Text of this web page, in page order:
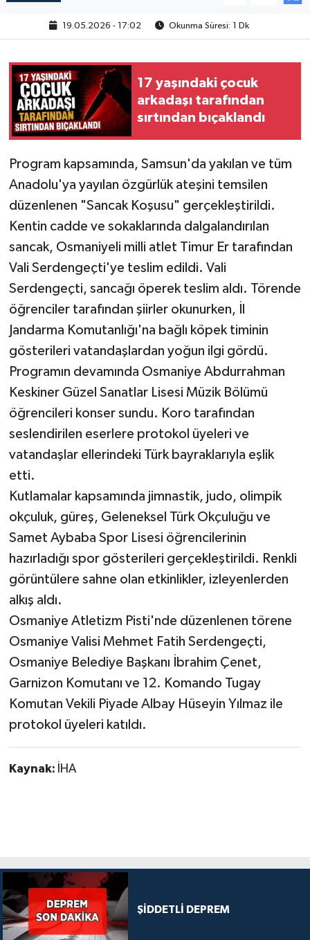
19.05.2026 - 17:02 Okunma Süresi: 1 Dk
17 yaşındaki çocuk
arkadaşı tarafından
sırtından bıçaklandı
Program kapsamında, Samsun'da yakılan ve tüm
Anadolu'ya yayılan özgürlük ateşini temsilen
düzenlenen "Sancak Koşusu" gerçekleştirildi.
Kentin cadde ve sokaklarında dalgalandırılan
sancak, Osmaniyeli milli atlet Timur Er tarafından
Vali Serdengeçti'ye teslim edildi. Vali
Serdengeçti, sancağı öperek teslim aldı. Törende
öğrenciler tarafından şiirler okunurken, İl
Jandarma Komutanlığı'na bağlı köpek timinin
gösterileri vatandaşlardan yoğun ilgi gördü.
Programın devamında Osmaniye Abdurrahman
Keskiner Güzel Sanatlar Lisesi Müzik Bölümü
öğrencileri konser sundu. Koro tarafından
seslendirilen eserlere protokol üyeleri ve
vatandaşlar ellerindeki Türk bayraklarıyla eşlik
etti.
Kutlamalar kapsamında jimnastik, judo, olimpik
okçuluk, güreş, Geleneksel Türk Okçuluğu ve
Samet Aybaba Spor Lisesi öğrencilerinin
hazırladığı spor gösterileri gerçekleştirildi. Renkli
görüntülere sahne olan etkinlikler, izleyenlerden
alkış aldı.
Osmaniye Atletizm Pisti'nde düzenlenen törene
Osmaniye Valisi Mehmet Fatih Serdengeçti,
Osmaniye Belediye Başkanı İbrahim Çenet,
Garnizon Komutanı ve 12. Komando Tugay
Komutan Vekili Piyade Albay Hüseyin Yılmaz ile
protokol üyeleri katıldı.
Kaynak: İHA
ŞİDDETLİ DEPREM